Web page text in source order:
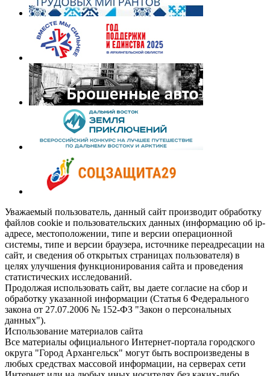
Уважаемый пользователь, данный сайт производит обработку
файлов cookie и пользовательских данных (информацию об ip-
адресе, местоположении, типе и версии операционной
системы, типе и версии браузера, источнике переадресации на
сайт, и сведения об открытых страницах пользователя) в
целях улучшения функционирования сайта и проведения
статистических исследований.
Продолжая использовать сайт, вы даете согласие на сбор и
обработку указанной информации (Статья 6 Федерального
закона от 27.07.2006 № 152-ФЗ "Закон о персональных
данных").
Использование материалов сайта
Все материалы официального Интернет-портала городского
округа "Город Архангельск" могут быть воспроизведены в
любых средствах массовой информации, на серверах сети